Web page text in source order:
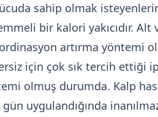
sahip olmak
bir kalori yakıcıdır. Alt
artırma yöntemi
için çok sık tercih ettiği
olmuş durumda. Kalp
uygulandığında